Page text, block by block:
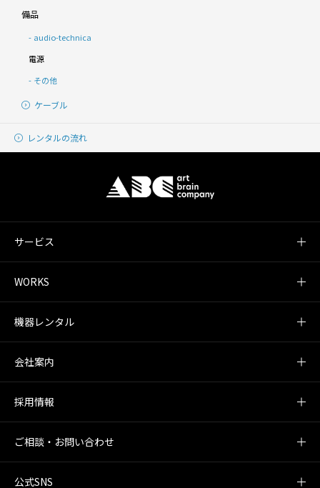
備品
audio-technica
電源
その他
ケーブル
レンタルの流れ
サービス
WORKS
機器レンタル
会社案内
採用情報
ご相談・お問い合わせ
公式SNS